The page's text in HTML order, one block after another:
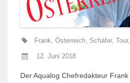
Frank, Österreich, Schäfer, Tour,
12. Juni 2018
Der Aqualog Chefredakteur